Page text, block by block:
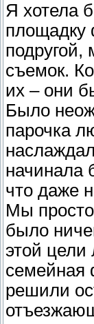
Я хотела
площадку
подругой,
съемок.
их – они
Было
парочка
начинала
что даже
Мы
было
этой цели
семейная
решили